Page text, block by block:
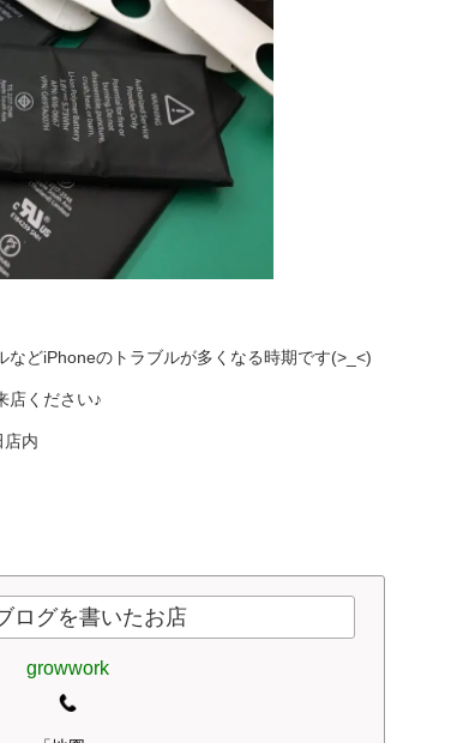
などiPhoneのトラブルが多くなる時期です(>_<)
店ください♪
店内
ログを書いたお店
growwork